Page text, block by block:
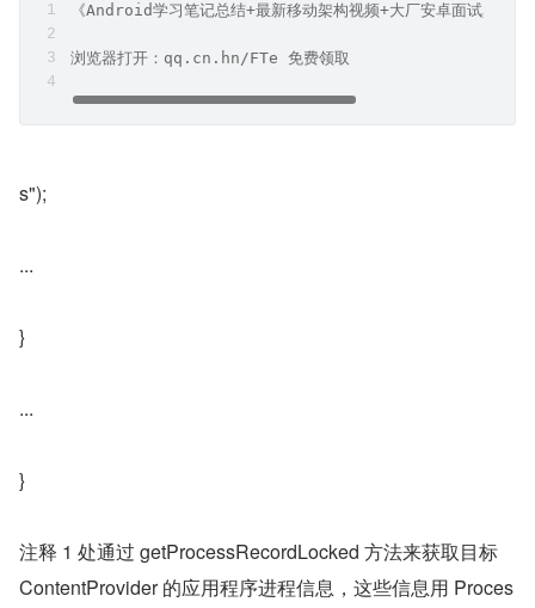
《Android学习笔记总结+最新移动架构视频+大厂安卓面试真题+
浏览器打开：qq.cn.hn/FTe 免费领取
s");
...
}
...
}
注释 1 处通过 getProcessRecordLocked 方法来获取目标
ContentProvider 的应用程序进程信息，这些信息用 Proces